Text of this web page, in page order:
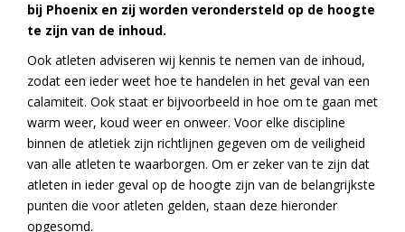
bij Phoenix en zij worden verondersteld op de hoogte
te zijn van de inhoud.
Ook atleten adviseren wij kennis te nemen van de inhoud,
zodat een ieder weet hoe te handelen in het geval van een
calamiteit. Ook staat er bijvoorbeeld in hoe om te gaan met
warm weer, koud weer en onweer. Voor elke discipline
binnen de atletiek zijn richtlijnen gegeven om de veiligheid
van alle atleten te waarborgen. Om er zeker van te zijn dat
atleten in ieder geval op de hoogte zijn van de belangrijkste
punten die voor atleten gelden, staan deze hieronder
opgesomd.